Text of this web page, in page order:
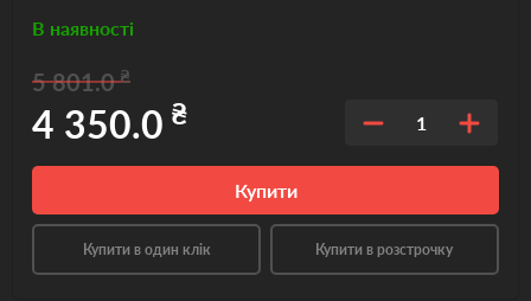
В наявності
5 801.0 ₴
4 350.0 ₴ 1
Купити
Купити в один клік Купити в розстрочку